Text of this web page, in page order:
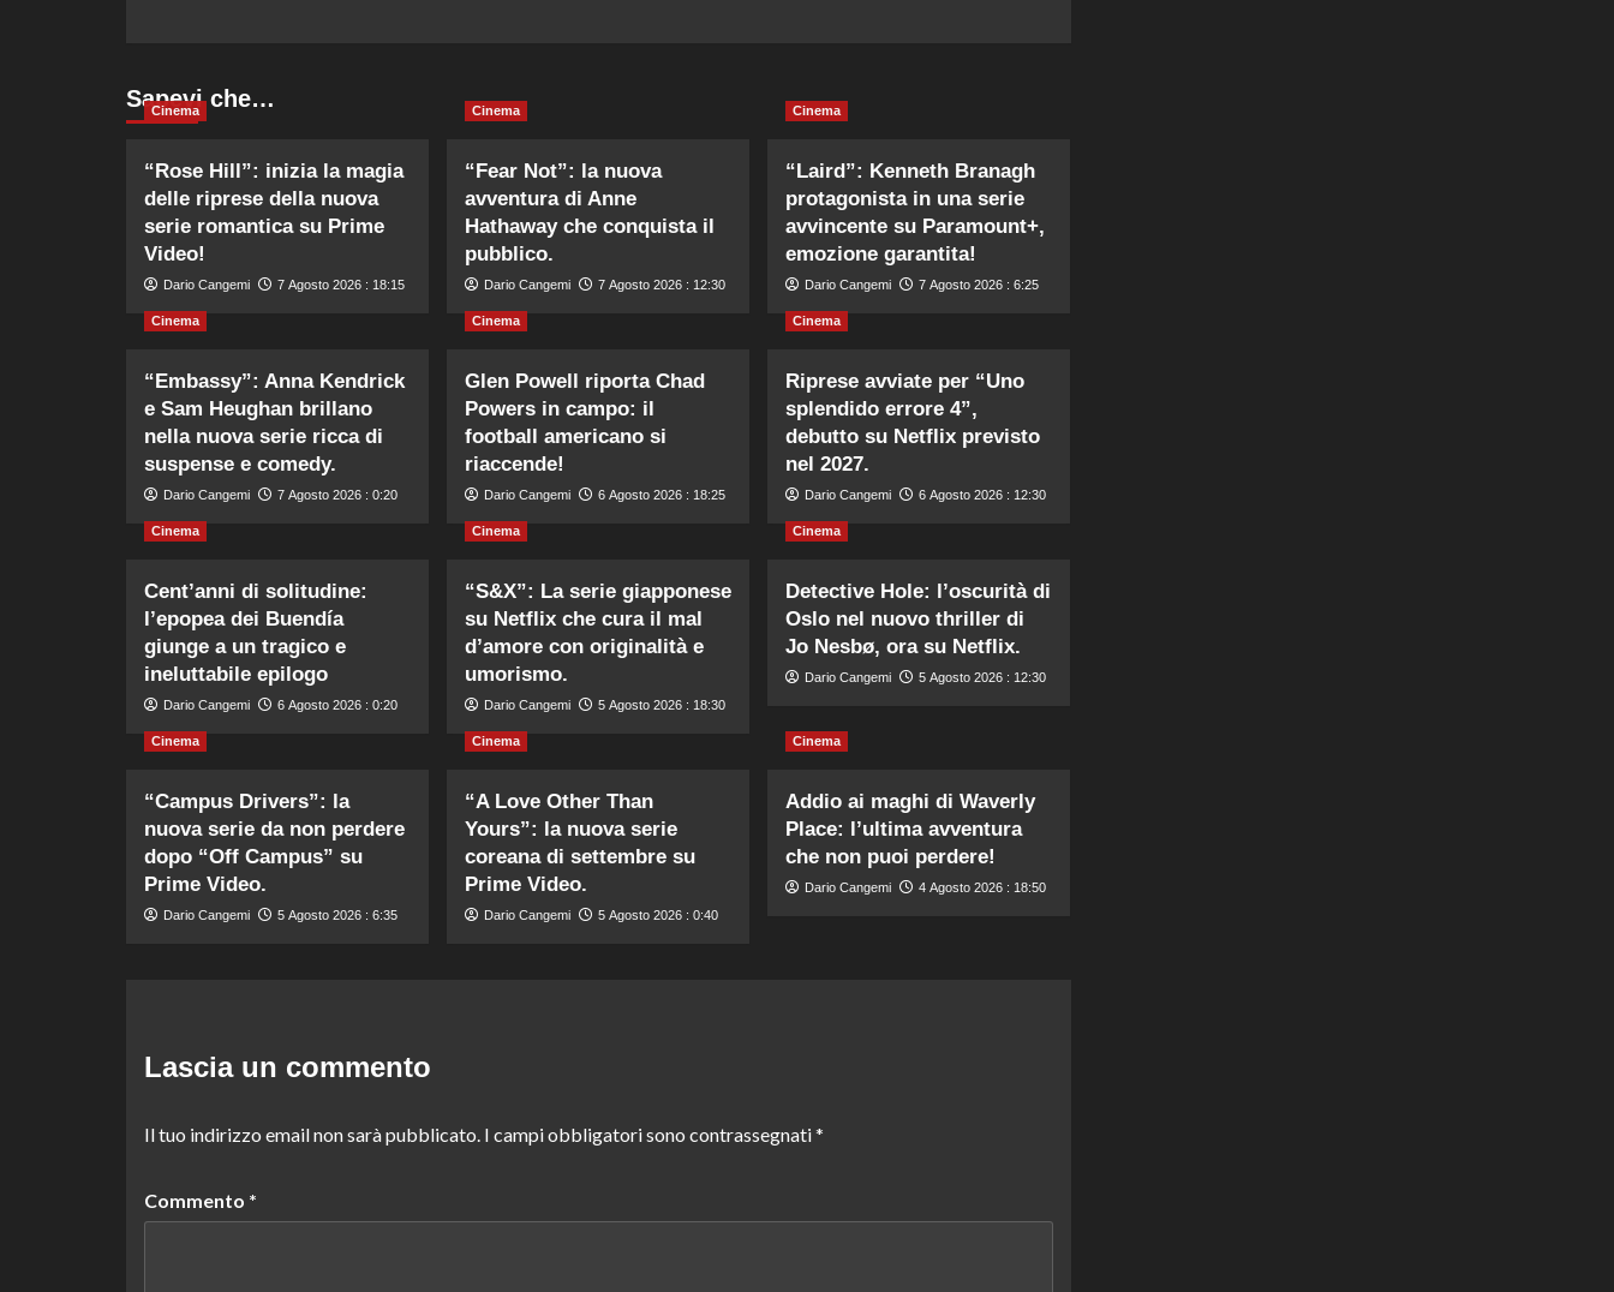
Sapevi che…
Cinema
“Rose Hill”: inizia la magia
delle riprese della nuova
serie romantica su Prime
Video!
Dario Cangemi 7 Agosto 2026 : 18:15
Cinema
“Fear Not”: la nuova
avventura di Anne
Hathaway che conquista il
pubblico.
Dario Cangemi 7 Agosto 2026 : 12:30
Cinema
“Laird”: Kenneth Branagh
protagonista in una serie
avvincente su Paramount+,
emozione garantita!
Dario Cangemi 7 Agosto 2026 : 6:25
Cinema
“Embassy”: Anna Kendrick
e Sam Heughan brillano
nella nuova serie ricca di
suspense e comedy.
Dario Cangemi 7 Agosto 2026 : 0:20
Cinema
Glen Powell riporta Chad
Powers in campo: il
football americano si
riaccende!
Dario Cangemi 6 Agosto 2026 : 18:25
Cinema
Riprese avviate per “Uno
splendido errore 4”,
debutto su Netflix previsto
nel 2027.
Dario Cangemi 6 Agosto 2026 : 12:30
Cinema
Cent’anni di solitudine:
l’epopea dei Buendía
giunge a un tragico e
ineluttabile epilogo
Dario Cangemi 6 Agosto 2026 : 0:20
Cinema
“S&X”: La serie giapponese
su Netflix che cura il mal
d’amore con originalità e
umorismo.
Dario Cangemi 5 Agosto 2026 : 18:30
Cinema
Detective Hole: l’oscurità di
Oslo nel nuovo thriller di
Jo Nesbø, ora su Netflix.
Dario Cangemi 5 Agosto 2026 : 12:30
Cinema
“Campus Drivers”: la
nuova serie da non perdere
dopo “Off Campus” su
Prime Video.
Dario Cangemi 5 Agosto 2026 : 6:35
Cinema
“A Love Other Than
Yours”: la nuova serie
coreana di settembre su
Prime Video.
Dario Cangemi 5 Agosto 2026 : 0:40
Cinema
Addio ai maghi di Waverly
Place: l’ultima avventura
che non puoi perdere!
Dario Cangemi 4 Agosto 2026 : 18:50
Lascia un commento
Il tuo indirizzo email non sarà pubblicato. I campi obbligatori sono contrassegnati*
Commento *